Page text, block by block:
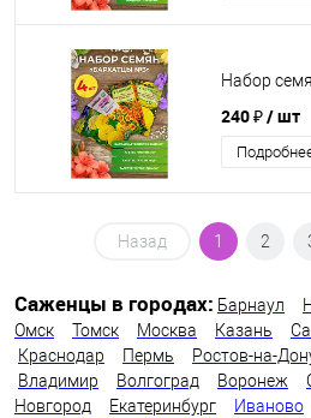
Набор
240 ₽/ шт
Назад 1 2
Саженцы в городах: Барнаул
Омск
Томск Москва Казань
Краснодар
Пермь Ростов-на-
Владимир
Волгоград Воронеж
Новгород
Екатеринбург Иваново